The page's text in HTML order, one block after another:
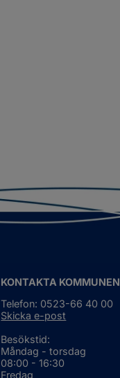
KONTAKTA KOMMUNEN
Telefon: 0523-66 40 00
Skicka e-post
Besökstid:
Måndag - torsdag
08:00 - 16:30
Fredag